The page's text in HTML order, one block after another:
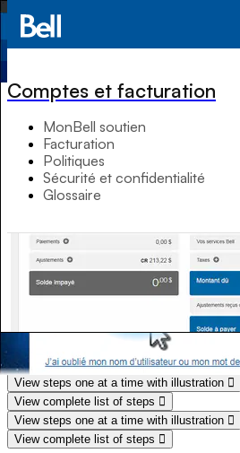
Comptes et facturation
MonBell soutien
Facturation
Politiques
Sécurité et confidentialité
Glossaire
Comment
facture dans un
Soutien Facturation et comptes
View steps one at a time with illustration
View complete list of steps
View steps one at a time with illustration
View complete list of steps